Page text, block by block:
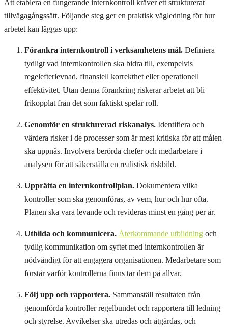
Att etablera en fungerande internkontroll kräver ett strukturerat
tillvägagångssätt. Följande steg ger en praktisk vägledning för hur
arbetet kan läggas upp:
Förankra internkontroll i verksamhetens mål. Definiera
tydligt vad internkontrollen ska bidra till, exempelvis
regelefterlevnad, finansiell korrekthet eller operationell
effektivitet. Utan denna förankring riskerar arbetet att bli
frikopplat från det som faktiskt spelar roll.
Genomför en strukturerad riskanalys. Identifiera och
värdera risker i de processer som är mest kritiska för att målen
ska uppnås. Involvera berörda chefer och medarbetare i
analysen för att säkerställa en realistisk riskbild.
Upprätta en internkontrollplan. Dokumentera vilka
kontroller som ska genomföras, av vem, hur och hur ofta.
Planen ska vara levande och revideras minst en gång per år.
Utbilda och kommunicera. Återkommande utbildning och
tydlig kommunikation om syftet med internkontrollen är
nödvändigt för att engagera organisationen. Medarbetare som
förstår varför kontrollerna finns tar dem på allvar.
Följ upp och rapportera. Sammanställ resultaten från
genomförda kontroller regelbundet och rapportera till ledning
och styrelse. Avvikelser ska utredas och åtgärdas, och